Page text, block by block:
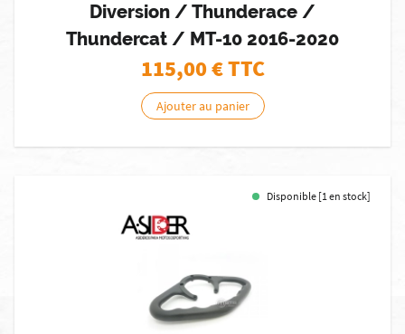
Diversion / Thunderace /
Thundercat / MT-10 2016-2020
115,00€ TTC
Ajouter au panier
Disponible [1 en stock]